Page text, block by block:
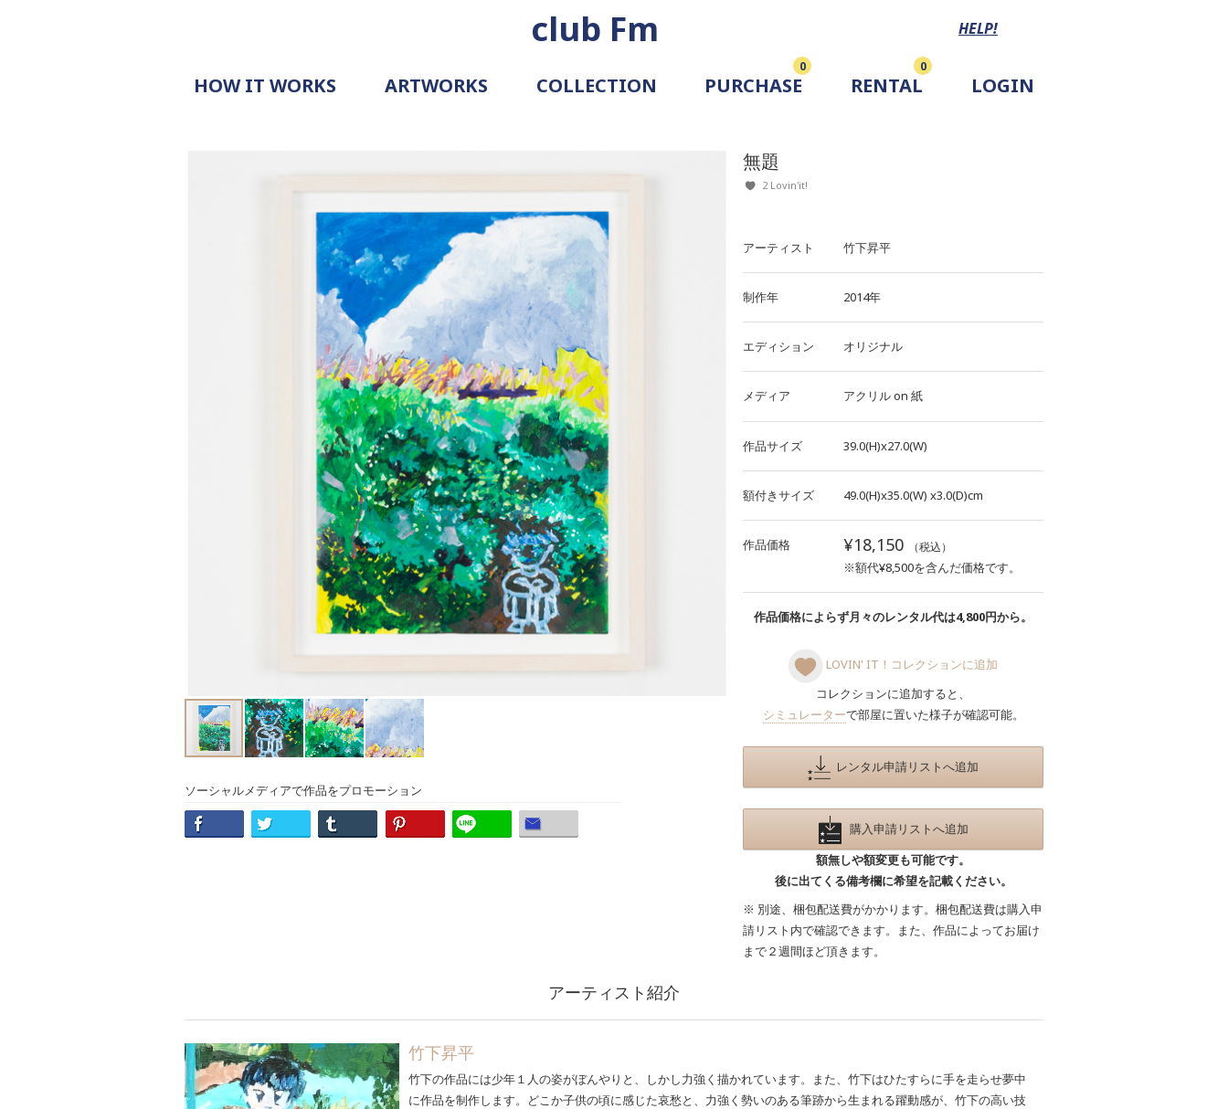
club Fm HELP!
HOW IT WORKS
DOCUMENT
ARTWORKS
COLLECTION
PURCHASE
0
RENTAL
0
LOGIN
ソーシャルメディアで作品をプロモーション
無題
2 Lovin'it!
アーティスト 竹下昇平
制作年 2014年
エディション オリジナル
メディア アクリルon 紙
作品サイズ 39.0(H)x27.0(W)
額付きサイズ 49.0(H)x35.0(W) x3.0(D)cm
作品価格 ¥18,150 （税込）
※額代¥8,500を含んだ価格です。
作品価格によらず月々のレンタル代は4,800円から。
LOVIN' IT！コレクションに追加
コレクションに追加すると、
シミュレーターで部屋に置いた様子が確認可能。
レンタル申請リストへ追加
購入申請リストへ追加
額無しや額変更も可能です。
後に出てくる備考欄に希望を記載ください。
※ 別途、梱包配送費がかかります。梱包配送費は購入申
請リスト内で確認できます。また、作品によってお届け
まで２週間ほど頂きます。
アーティスト紹介
竹下昇平
竹下の作品には少年１人の姿がぼんやりと、しかし力強く描かれています。また、竹下はひたすらに手を走らせ夢中
に作品を制作します。どこか子供の頃に感じた哀愁と、力強く勢いのある筆跡から生まれる躍動感が、竹下の高い技